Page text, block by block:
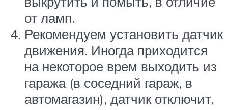
от ламп.
Рекомендуем установить датчик
движения. Иногда приходится
на некоторое врем выходить из
гаража (в соседний гараж, в
автомагазин), датчик отключит,